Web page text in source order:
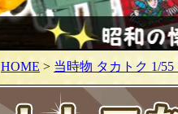
HOME > 当時物 タカトク 1/